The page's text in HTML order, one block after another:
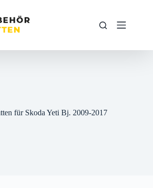
für Skoda Yeti Bj. 2009-2017